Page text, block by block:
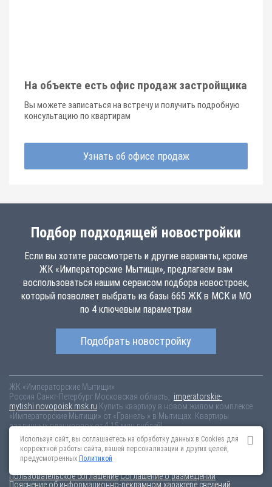
На объекте есть офис продаж застройщика
Вы можете записаться на встречу и получить подробную
консультацию по квартирам
Узнать об офисе продаж
Подбор подходящей новостройки
Если вы хотите рассмотреть и другие варианты, кроме
ЖК «Императорские Мытищи», предлагаем вам
воспользоваться нашим сервисом подбора новостроек,
который позволяет выбрать из базы 665 ЖК в МСК и МО
по 4 ключевым параметрам
Подобрать новостройку
ЖК «Императорские Мытищи»
Россия Санкт-Петербург Московская область,
imperatorskie-
mytishi.novopoisk.msk.ru Купить квартиру в новом жилом комплексе
«Императорские Мытищи» от «Гранель » в Мытищах. Квартиры
различных планировок от 4.15 млн рублей!
Новостройки Санкт-ПетербургаНовостройки Москвы
Информация на сайте взята из открытых источников, не является
Пользовательское соглашениеСоглашение о размещении
Пояснение об информационно-рекламном характере сведений
Используя сайт, вы соглашаетесь на обработку данных в Cookies для
корректной работы сайта, вашей персонализации и других целей,
предусмотренных Политикой